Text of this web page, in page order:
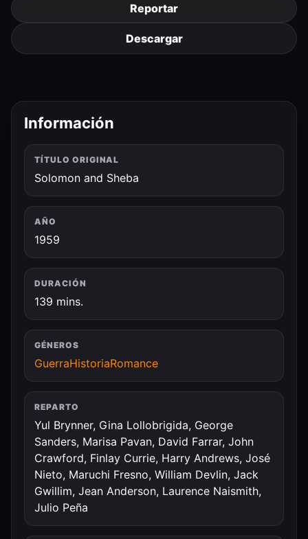
Reportar
Descargar
Información
TÍTULO ORIGINAL
Solomon and Sheba
AÑO
1959
DURACIÓN
139 mins.
GÉNEROS
GuerraHistoriaRomance
REPARTO
Yul Brynner, Gina Lollobrigida, George
Sanders, Marisa Pavan, David Farrar, John
Crawford, Finlay Currie, Harry Andrews, José
Nieto, Maruchi Fresno, William Devlin, Jack
Gwillim, Jean Anderson, Laurence Naismith,
Julio Peña